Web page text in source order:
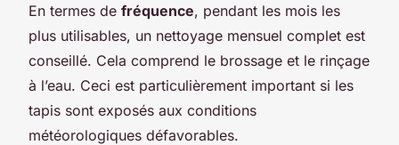
En termes de fréquence, pendant les mois les
plus utilisables, un nettoyage mensuel complet est
conseillé. Cela comprend le brossage et le rinçage
à l’eau. Ceci est particulièrement important si les
tapis sont exposés aux conditions
météorologiques défavorables.